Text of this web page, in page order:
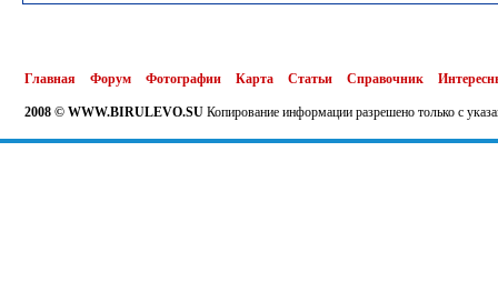
Главная Форум Фотографии Карта Статьи Справочник
2008 © WWW.BIRULEVO.SU Копирование информации разрешено только с